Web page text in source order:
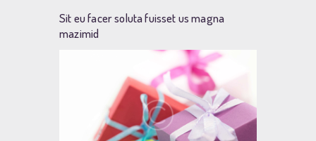
Sit eu facer soluta fuisset us magna
mazimid